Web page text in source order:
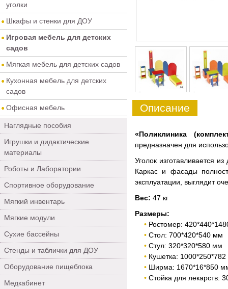
уголки
Шкафы и стенки для ДОУ
Игровая мебель для детских
садов
Мягкая мебель для детских садов
Кухонная мебель для детских
садов
Офисная мебель
Наглядные пособия
Игрушки и дидактические
материалы
Роботы и Лаборатории
Спортивное оборудование
Мягкий инвентарь
Мягкие модули
Сухие бассейны
Стенды и таблички для ДОУ
Оборудование пищеблока
Медкабинет
0 1
Описание
«Поликлиника
предназначен для
Уголок изготавливается
Каркас и фасады
эксплуатации, выглядит
Вес: 47 кг
Размеры:
Ростомер:
Стол: 700*420*540 мм
Стул: 320*320*580 мм
Кушетка:
Ширма: 1670*16*850
Стойка для лекарств: